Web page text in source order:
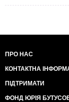
ПРО НАС
КОНТАКТНА
ПІДТРИМАТИ
ФОНД ЮРІЯ